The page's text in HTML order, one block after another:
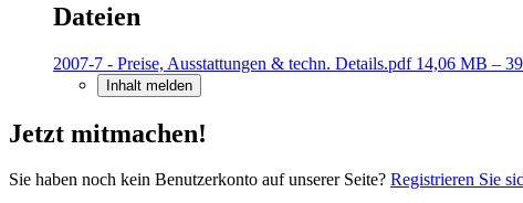
Dateien
2007-7 - Preise, Ausstattungen & techn. Details.pdf 14,06 MB –
Inhalt melden
Jetzt mitmachen!
Sie haben noch kein Benutzerkonto auf unserer Seite? Registrieren Sie